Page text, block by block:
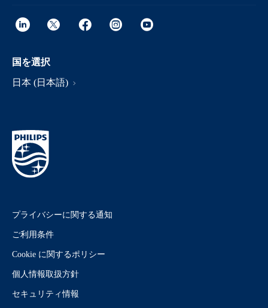
国を選択
日本 (日本語)
プライバシーに関する通知
ご利用条件
Cookie に関するポリシー
個人情報取扱方針
セキュリティ情報